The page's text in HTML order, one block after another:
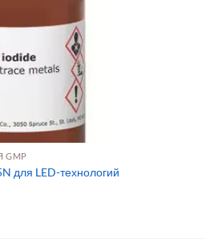
GMP
для LED-технологий